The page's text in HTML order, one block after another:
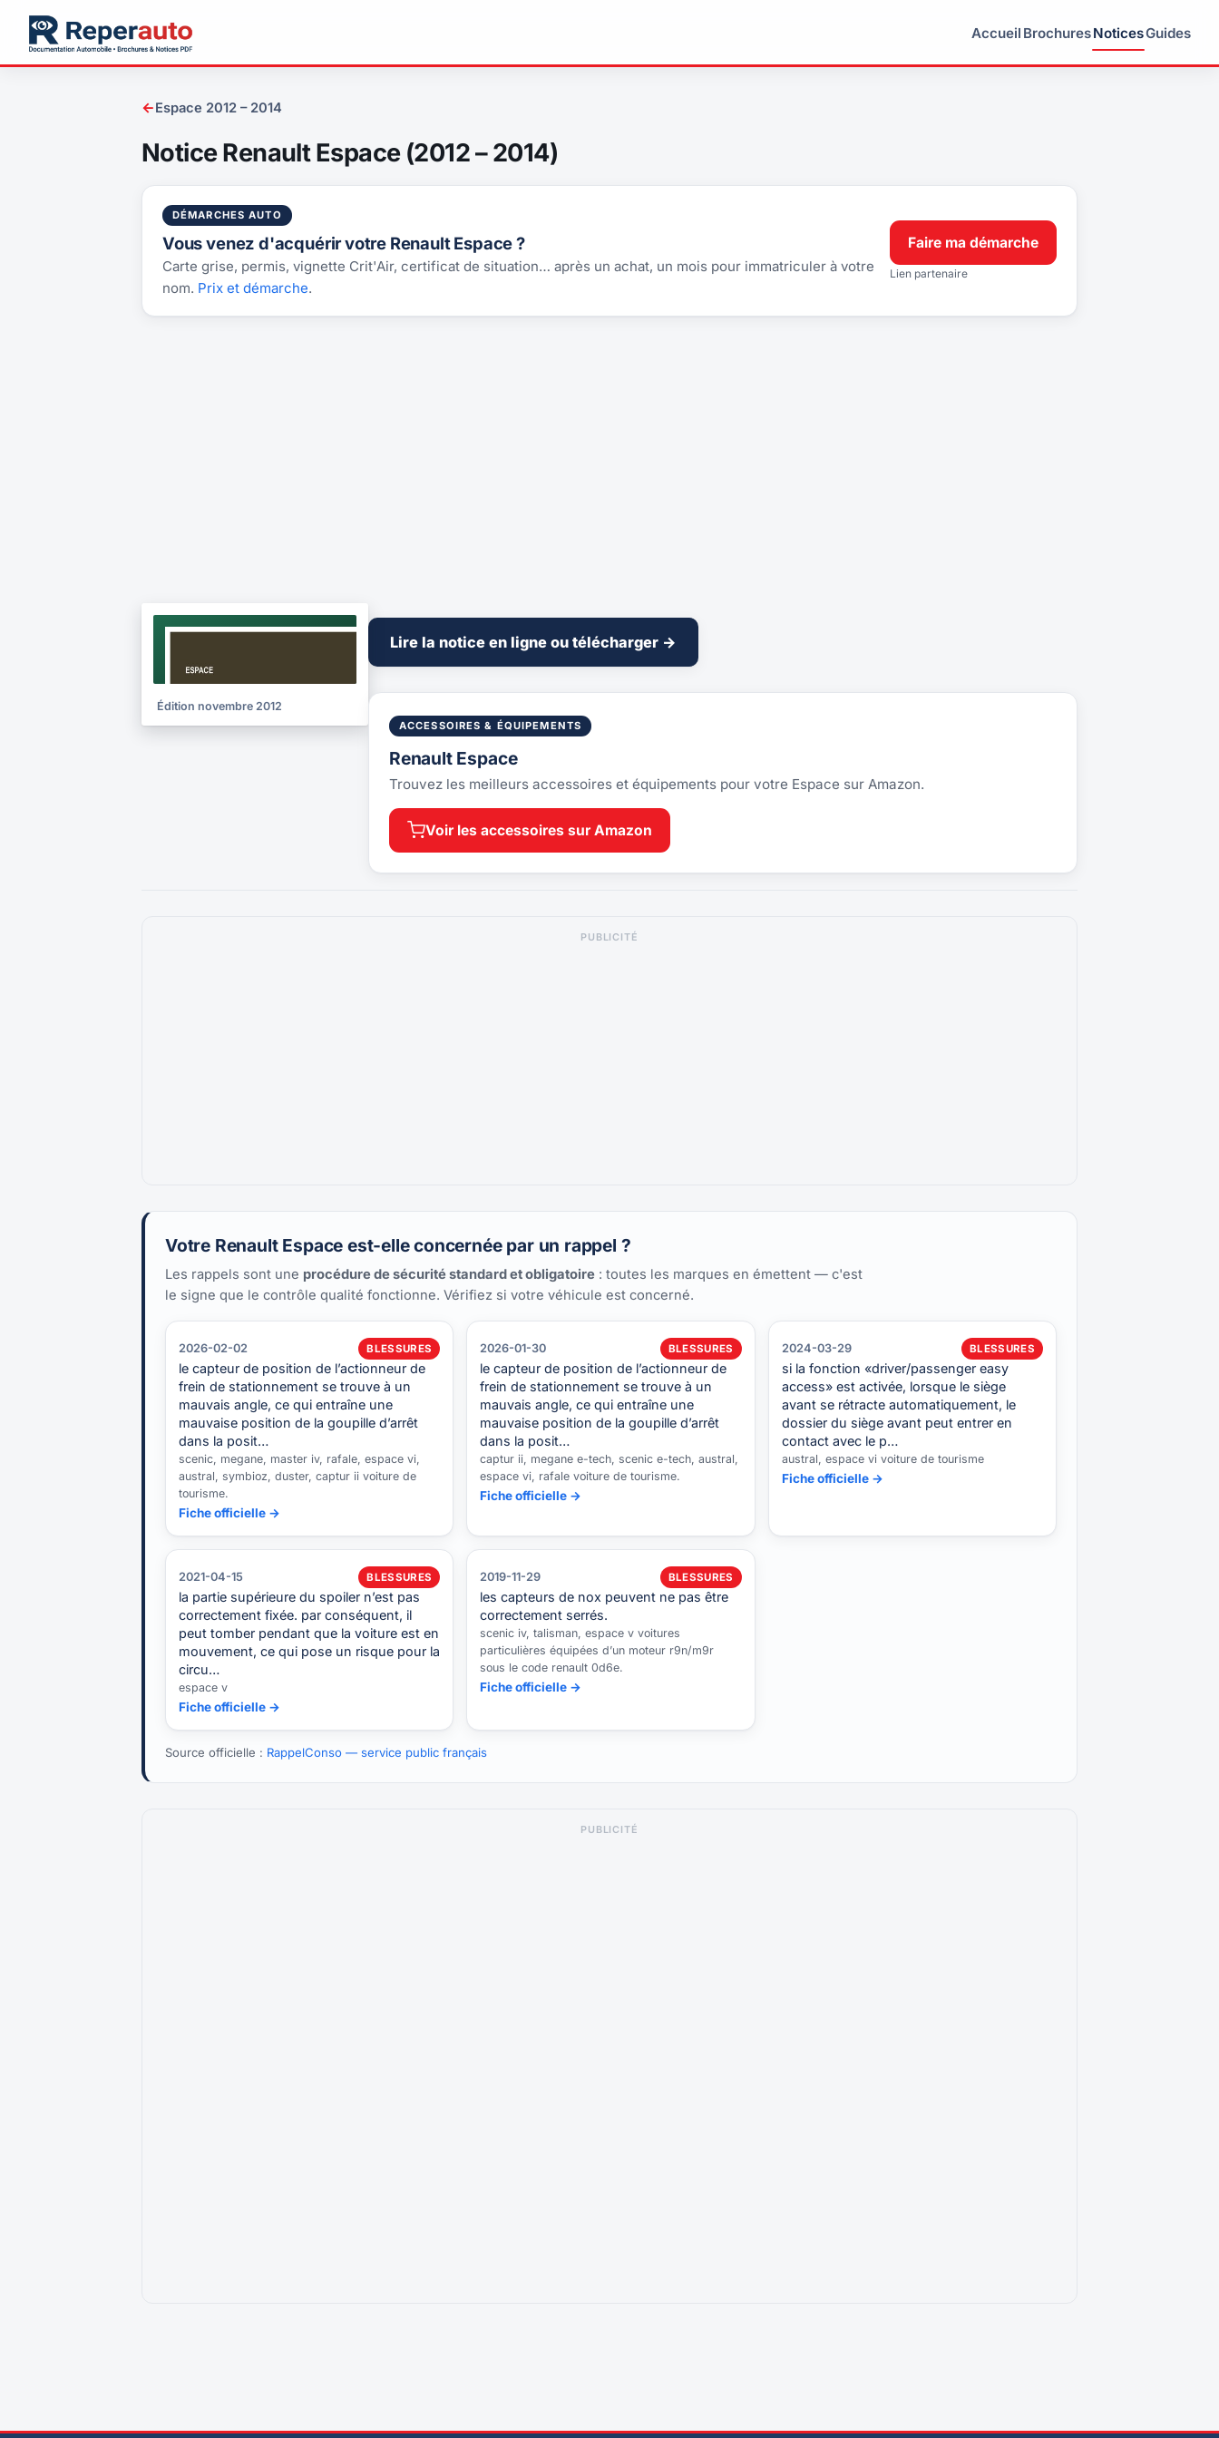
Accueil BrochuresNoticesGuides
←Espace 2012 – 2014
Notice Renault Espace (2012 – 2014)
DÉMARCHES AUTO
Vous venez d'acquérir votre Renault Espace ?
Carte grise, permis, vignette Crit'Air, certificat de situation… après un achat, un mois pour immatriculer à votre
nom. Prix et démarche.
Faire ma démarche
Lien partenaire
NOTICE
Édition novembre 2012
Lire la notice en ligne ou télécharger →
ACCESSOIRES & ÉQUIPEMENTS
Renault Espace
Trouvez les meilleurs accessoires et équipements pour votre Espace sur Amazon.
Voir les accessoires sur Amazon
PUBLICITÉ
Votre Renault Espace est-elle concernée par un rappel ?
Les rappels sont une procédure de sécurité standard et obligatoire : toutes les marques en émettent — c'est
le signe que le contrôle qualité fonctionne. Vérifiez si votre véhicule est concerné.
2026-02-02 BLESSURES
le capteur de position de l’actionneur de
frein de stationnement se trouve à un
mauvais angle, ce qui entraîne une
mauvaise position de la goupille d’arrêt
dans la posit…
scenic, megane, master iv, rafale, espace vi,
austral, symbioz, duster, captur ii voiture de
tourisme.
Fiche officielle →
2026-01-30 BLESSURES
le capteur de position de l’actionneur de
frein de stationnement se trouve à un
mauvais angle, ce qui entraîne une
mauvaise position de la goupille d’arrêt
dans la posit…
captur ii, megane e-tech, scenic e-tech, austral,
espace vi, rafale voiture de tourisme.
Fiche officielle →
2024-03-29 BLESSURES
si la fonction «driver/passenger easy
access» est activée, lorsque le siège
avant se rétracte automatiquement, le
dossier du siège avant peut entrer en
contact avec le p…
austral, espace vi voiture de tourisme
Fiche officielle →
2021-04-15 BLESSURES
la partie supérieure du spoiler n’est pas
correctement fixée. par conséquent, il
peut tomber pendant que la voiture est en
mouvement, ce qui pose un risque pour la
circu…
espace v
Fiche officielle →
2019-11-29 BLESSURES
les capteurs de nox peuvent ne pas être
correctement serrés.
scenic iv, talisman, espace v voitures
particulières équipées d’un moteur r9n/m9r
sous le code renault 0d6e.
Fiche officielle →
Source officielle : RappelConso — service public français
PUBLICITÉ